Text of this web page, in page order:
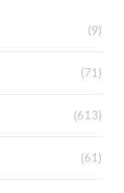
(9)
(71)
(613)
(61)